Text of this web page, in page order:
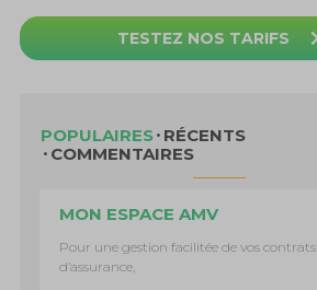
TESTEZ NOS TARIFS
POPULAIRES RÉCENTS
COMMENTAIRES
MON ESPACE AMV
Pour une gestion facilitée de vos contrats
d’assurance,